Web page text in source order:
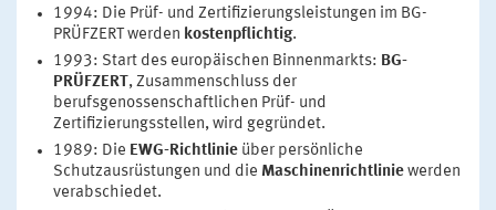
1994: Die Prüf- und Zertifizierungsleistungen im BG-
PRÜFZERT werden kostenpflichtig.
1993: Start des europäischen Binnenmarkts: BG-
PRÜFZERT , Zusammenschluss der
berufsgenossenschaftlichen Prüf- und
Zertifizierungsstellen, wird gegründet.
1989: Die EWG-Richtlinieüber persönliche
Schutzausrüstungen und die Maschinenrichtliniewerden
verabschiedet.